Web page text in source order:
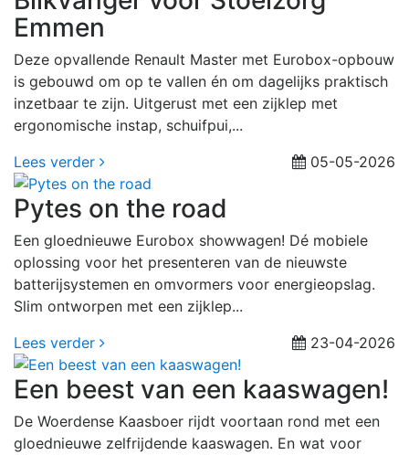
Emmen
Deze opvallende Renault Master met Eurobox-opbouw
is gebouwd om op te vallen én om dagelijks praktisch
inzetbaar te zijn. Uitgerust met een zijklep met
ergonomische instap, schuifpui,...
Lees verder
05-05-2026
Pytes on the road
Een gloednieuwe Eurobox showwagen! Dé mobiele
oplossing voor het presenteren van de nieuwste
batterijsystemen en omvormers voor energieopslag.
Slim ontworpen met een zijklep...
Lees verder
23-04-2026
Een beest van een kaaswagen!
De Woerdense Kaasboer rijdt voortaan rond met een
gloednieuwe zelfrijdende kaaswagen. En wat voor